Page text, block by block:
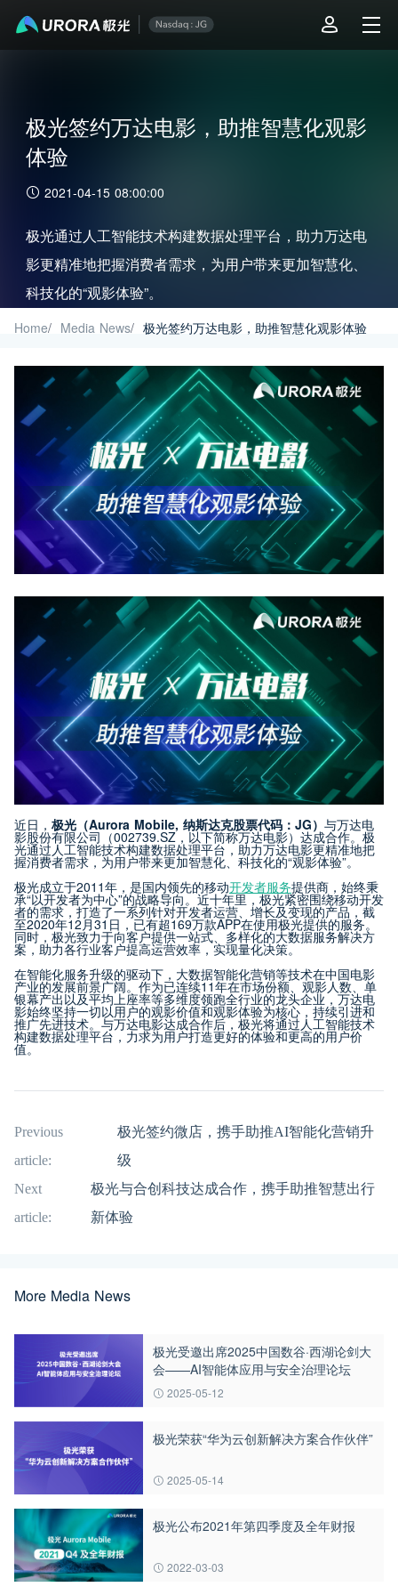
极光签约万达电影，助推智慧化观影
体验
2021-04-15 08:00:00
极光通过人工智能技术构建数据处理平台，助力万达电
影更精准地把握消费者需求，为用户带来更加智慧化、
科技化的“观影体验”。
Home/ Media News/ 极光签约万达电影，助推智慧化观影体验
近日， 极光（Aurora Mobile, 纳斯达克股票代码：JG） 与万达电
影股份有限公司（002739.SZ，以下简称万达电影）达成合作。极
光通过人工智能技术构建数据处理平台，助力万达电影更精准地把
握消费者需求，为用户带来更加智慧化、科技化的“观影体验”。
极光成立于2011年，是国内领先的移动开发者服务提供商，始终秉
承“以开发者为中心”的战略导向。近十年里，极光紧密围绕移动开发
者的需求，打造了一系列针对开发者运营、增长及变现的产品，截
至2020年12月31日，已有超169万款APP在使用极光提供的服务。
同时，极光致力于向客户提供一站式、多样化的大数据服务解决方
案，助力各行业客户提高运营效率，实现量化决策。
在智能化服务升级的驱动下，大数据智能化营销等技术在中国电影
产业的发展前景广阔。作为已连续11年在市场份额、观影人数、单
银幕产出以及平均上座率等多维度领跑全行业的龙头企业，万达电
影始终坚持一切以用户的观影价值和观影体验为核心，持续引进和
推广先进技术。与万达电影达成合作后，极光将通过人工智能技术
构建数据处理平台，力求为用户打造更好的体验和更高的用户价
值。
Previous
article:
极光签约微店，携手助推AI智能化营销升
级
Next
article:
极光与合创科技达成合作，携手助推智慧出行
新体验
More Media News
极光受邀出席2025中国数谷·西湖论剑大
会——AI智能体应用与安全治理论坛
2025-05-12
极光荣获“华为云创新解决方案合作伙伴”
2025-05-14
极光公布2021年第四季度及全年财报
2022-03-03